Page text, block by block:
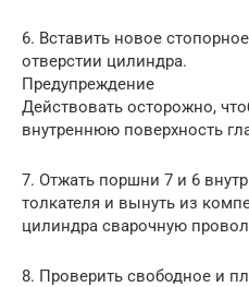
6. Вставить новое
отверстии цилиндра.
Предупреждение
Действовать осторожно,
внутреннюю поверхность
7. Отжать поршни 7 и 6
толкателя и вынуть из
цилиндра сварочную
8. Проверить свободное и